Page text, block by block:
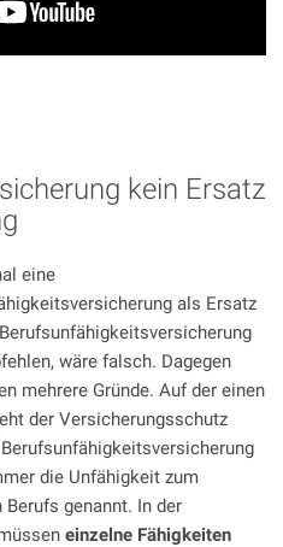
kein Ersatz
eine
als Ersatz
wäre falsch. Dagegen
mehrere Gründe. Auf der einen
der Versicherungsschutz
die Unfähigkeit zum
genannt. In der
einzelne Fähigkeiten